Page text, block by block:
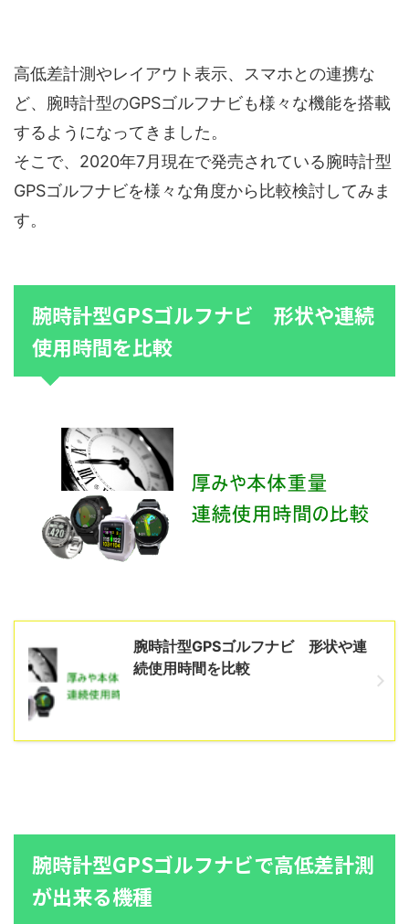
高低差計測やレイアウト表示、スマホとの連携な
ど、腕時計型のGPSゴルフナビも様々な機能を搭載
するようになってきました。
そこで、2020年7月現在で発売されている腕時計型
GPSゴルフナビを様々な角度から比較検討してみま
す。
腕時計型GPSゴルフナビ 形状や連続
使用時間を比較
腕時計型GPSゴルフナビ 形状や連
続使用時間を比較
腕時計型GPSゴルフナビで高低差計測
が出来る機種